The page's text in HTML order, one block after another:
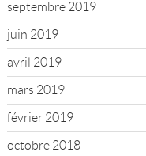
septembre 2019
juin 2019
avril 2019
mars 2019
février 2019
octobre 2018